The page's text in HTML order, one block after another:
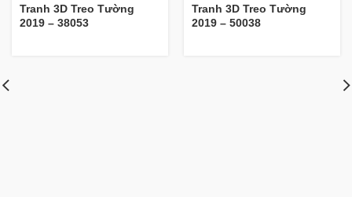
Tranh 3D Treo Tường
2019 – 38053
Tranh 3D Treo Tường
2019 – 50038